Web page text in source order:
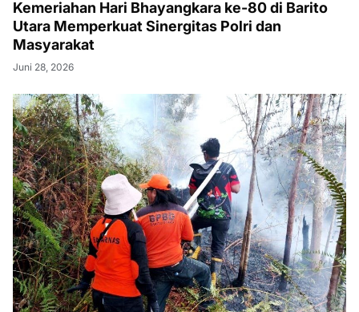
Kemeriahan Hari Bhayangkara ke-80 di Barito
Utara Memperkuat Sinergitas Polri dan
Masyarakat
Juni 28, 2026